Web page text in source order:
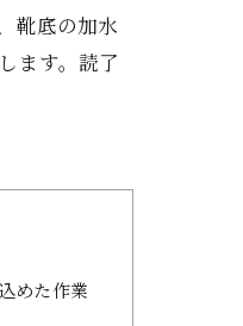
靴底の加水
ます。読了
めた作業